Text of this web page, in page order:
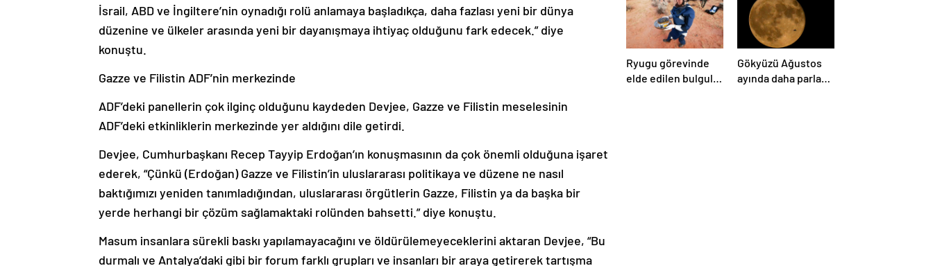
İsrail, ABD ve İngiltere’nin oynadığı rolü anlamaya başladıkça, daha fazlası yeni bir dünya
düzenine ve ülkeler arasında yeni bir dayanışmaya ihtiyaç olduğunu fark edecek.” diye
konuştu.
Gazze ve Filistin ADF’nin merkezinde
ADF’deki panellerin çok ilginç olduğunu kaydeden Devjee, Gazze ve Filistin meselesinin
ADF’deki etkinliklerin merkezinde yer aldığını dile getirdi.
Devjee, Cumhurbaşkanı Recep Tayyip Erdoğan’ın konuşmasının da çok önemli olduğuna işaret
ederek, “Çünkü (Erdoğan) Gazze ve Filistin’in uluslararası politikaya ve düzene ne nasıl
baktığımızı yeniden tanımladığından, uluslararası örgütlerin Gazze, Filistin ya da başka bir
yerde herhangi bir çözüm sağlamaktaki rolünden bahsetti.” diye konuştu.
Masum insanlara sürekli baskı yapılamayacağını ve öldürülemeyeceklerini aktaran Devjee, “Bu
durmalı ve Antalya’daki gibi bir forum farklı grupları ve insanları bir araya getirerek tartışma
Ryugu görevinde
elde edilen bulgular
Gökyüzü Ağustos
ayında daha parlak: